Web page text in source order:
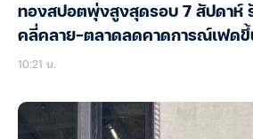
ทองสปอตพุ่งสูงสุดรอบ 7 สัปดาห์
คลี่คลาย-ตลาดลดคาดการณ์เฟดขึ้
10:21 น.